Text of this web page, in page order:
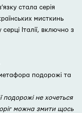
стала серія
мисткинь
Італії, включно з
подорожі та
подорожі не хочеться
можна змити щось